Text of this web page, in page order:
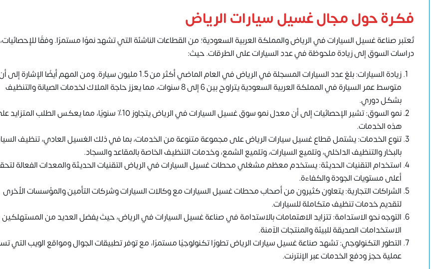
فكرة حول مجال غسيل سيارات الرياض
تُعتبر صناعة غسيل السيارات في الرياض والمملكة العربية السعودية؛ من القطاعات الناشئة التي تشهد نموًا مستمرًا. وفقًا
دراسات السوق إلى زيادة ملحوظة في عدد السيارات على الطرقات. حيث:
زيادة السيارات: بلغ عدد السيارات المسجلة في الرياض في العام الماضي أكثر من 1.5 مليون سيارة. ومن المهم أيضًا الإشارة
متوسط عمر السيارة في المملكة العربية السعودية يتراوح بين 6 إلى 8 سنوات، مما يعزز حاجة الملاك لخدمات الصيانة والتنظيف
بشكل دوري.
نمو السوق: تشير الإحصائيات إلى أن معدل نمو سوق غسيل السيارات في الرياض يتجاوز 10٪ سنويًا، مما يعكس الطلب
هذه الخدمات.
تنوع الخدمات: يشتمل قطاع غسيل سيارات الرياض على مجموعة متنوعة من الخدمات، بما في ذلك الغسيل العادي، تنظيف
بالبخار والتنظيف الداخلي، وتلميع السيارات، وتلميع الشمع، وخدمات التنظيف الخاصة بالمقاعد والسجاد.
استخدام التقنيات الحديثة: يستخدم معظم مشغلي محطات غسيل السيارات في الرياض التقنيات الحديثة والمعدات الفعالة
أعلى مستويات الجودة والكفاءة.
الشراكات التجارية: يتعاون كثيرون من أصحاب محطات غسيل السيارات مع وكالات السيارات وشركات التأمين والمؤسسات الأخرى
لتقديم خدمات تنظيف متكاملة للسيارات.
التوجه نحو الاستدامة: تتزايد الاهتمامات بالاستدامة في صناعة غسيل السيارات في الرياض، حيث يفضل العديد من المستهلكين
الاستخدامات الصديقة للبيئة والمنتجات الآمنة.
التطور التكنولوجي: تشهد صناعة غسيل سيارات الرياض تطورًا تكنولوجيًا مستمرًا، مع توفر تطبيقات الجوال ومواقع الويب التي
عملية حجز ودفع الخدمات عبر الإنترنت.